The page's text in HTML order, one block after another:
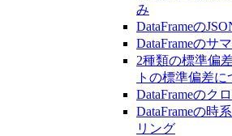
み
DataFrameの
DataFrameのサ
2種類の標準偏
トの標準偏差に
DataFrameのク
DataFrameの時
リング